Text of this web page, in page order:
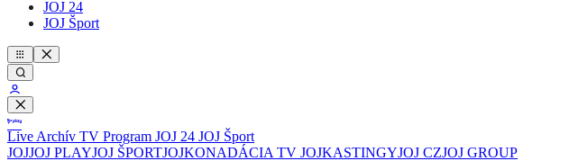
JOJ 24
JOJ Šport
Live Archív TV Program JOJ 24 JOJ Šport
JOJJOJ PLAYJOJ ŠPORTJOJKONADÁCIA TV JOJKASTINGYJOJ CZJOJ GROUP